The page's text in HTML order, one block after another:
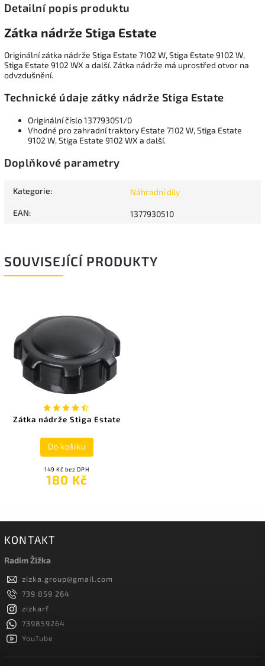
Detailní popis produktu
Zátka nádrže Stiga Estate
Originální zátka nádrže Stiga Estate 7102 W, Stiga Estate 9102 W,
Stiga Estate 9102 WX a další. Zátka nádrže má uprostřed otvor na
odvzdušnění.
Technické údaje zátky nádrže Stiga Estate
Originální číslo 137793051/0
Vhodné pro zahradní traktory Estate 7102 W, Stiga Estate
9102 W, Stiga Estate 9102 WX a další.
Doplňkové parametry
Kategorie: Náhradní díly
EAN: 1377930510
SOUVISEJÍCÍ PRODUKTY
Zátka nádrže Stiga Estate
149 Kč bez DPH
180 Kč
Do košíku
KONTAKT
Radim Žižka
zizka.group@gmail.com
739 859 264
zizkarf
739859264
YouTube